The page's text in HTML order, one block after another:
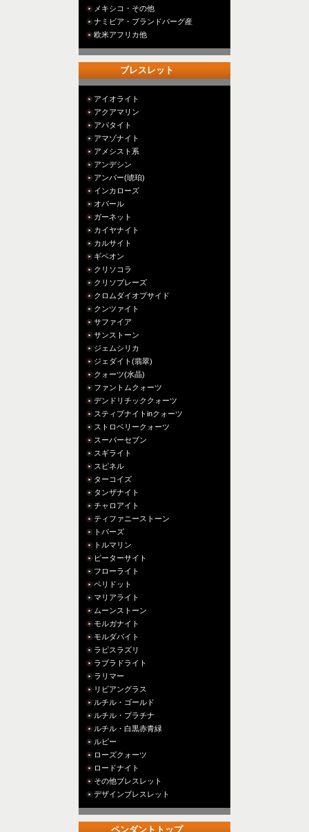
メキシコ・その他
ナミビア・ブランドバーグ産
欧米アフリカ他
ブレスレット
アイオライト
アクアマリン
アパタイト
アマゾナイト
アメシスト系
アンデシン
アンバー(琥珀)
インカローズ
オパール
ガーネット
カイヤナイト
カルサイト
ギベオン
クリソコラ
クリソプレーズ
クロムダイオプサイド
クンツァイト
サファイア
サンストーン
ジェムシリカ
ジェダイト(翡翠)
クォーツ(水晶)
ファントムクォーツ
デンドリチッククォーツ
スティブナイトinクォーツ
ストロベリークォーツ
スーパーセブン
スギライト
スピネル
ターコイズ
タンザナイト
チャロアイト
ティファニーストーン
トパーズ
トルマリン
ピーターサイト
フローライト
ペリドット
マリアライト
ムーンストーン
モルガナイト
モルダバイト
ラピスラズリ
ラブラドライト
ラリマー
リビアングラス
ルチル・ゴールド
ルチル・プラチナ
ルチル・白黒赤青緑
ルビー
ローズクォーツ
ロードナイト
その他ブレスレット
デザインブレスレット
ペンダントトップ